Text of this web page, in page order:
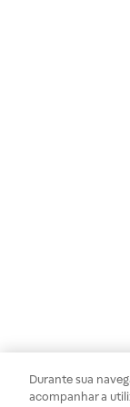
Durante sua
acompanhar a